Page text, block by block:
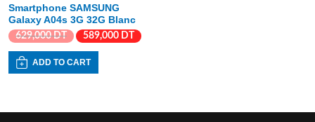
Smartphone SAMSUNG
Galaxy A04s 3G 32G Blanc
629,000DT 589,000 DT
ADD TO CART